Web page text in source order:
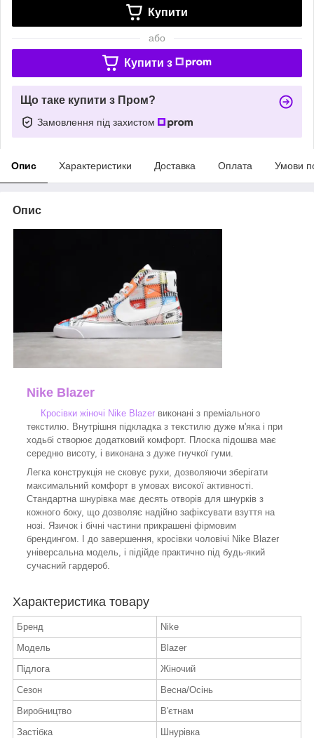
Купити
або
Купити з
Що таке купити з Пром?
Замовлення під захистом
Опис Характеристики Доставка Оплата Умови
Опис
Nike Blazer
Кросівки жіночі Nike Blazer виконані з преміального
текстилю. Внутрішня підкладка з текстилю дуже м'яка і при
ходьбі створює додатковий комфорт. Плоска підошва має
середню висоту, і виконана з дуже гнучкої гуми.
Легка конструкція не сковує рухи, дозволяючи зберігати
максимальний комфорт в умовах високої активності.
Стандартна шнурівка має десять отворів для шнурків з
кожного боку, що дозволяє надійно зафіксувати взуття на
нозі. Язичок і бічні частини прикрашені фірмовим
брендингом. І до завершення, кросівки чоловічі Nike Blazer
універсальна модель, і підійде практично під будь-який
сучасний гардероб.
Характеристика товару
Бренд
Nike
Модель
Blazer
Підлога
Жіночий
Сезон
Весна/Осінь
Виробництво
В'єтнам
Застібка
Шнурівка